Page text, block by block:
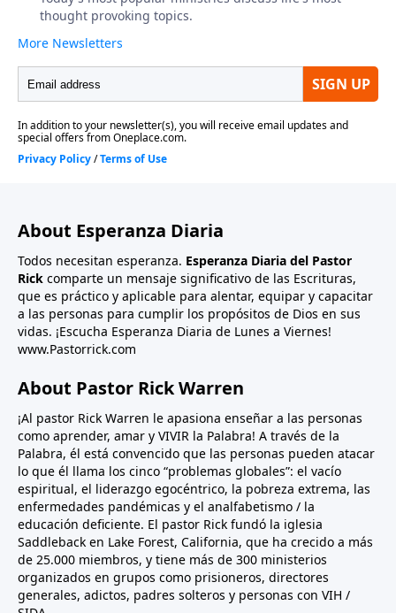
About Esperanza Diaria
Todos necesitan esperanza. Esperanza Diaria del Pastor
Rick comparte un mensaje significativo de las Escrituras,
que es práctico y aplicable para alentar, equipar y capacitar
a las personas para cumplir los propósitos de Dios en sus
vidas. ¡Escucha Esperanza Diaria de Lunes a Viernes!
www.Pastorrick.com
About Pastor Rick Warren
¡Al pastor Rick Warren le apasiona enseñar a las personas
como aprender, amar y VIVIR la Palabra! A través de la
Palabra, él está convencido que las personas pueden atacar
lo que él llama los cinco “problemas globales”: el vacío
espiritual, el liderazgo egocéntrico, la pobreza extrema, las
enfermedades pandémicas y el analfabetismo / la
educación deficiente. El pastor Rick fundó la iglesia
Saddleback en Lake Forest, California, que ha crecido a más
de 25.000 miembros, y tiene más de 300 ministerios
organizados en grupos como prisioneros, directores
generales, adictos, padres solteros y personas con VIH /